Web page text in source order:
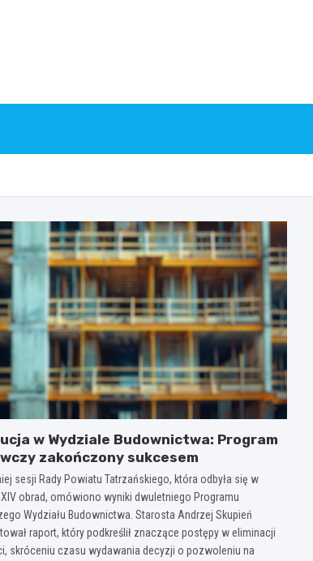
w Wydziale Budownictwa: Program
zakończony sukcesem
sesji Rady Powiatu Tatrzańskiego, która odbyła się w
obrad, omówiono wyniki dwuletniego Programu
Wydziału Budownictwa. Starosta Andrzej Skupień
raport, który podkreślił znaczące postępy w eliminacji
skróceniu czasu wydawania decyzji o pozwoleniu na